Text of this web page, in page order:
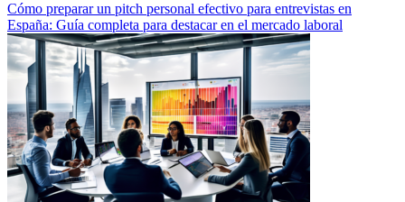
Cómo preparar un pitch personal efectivo para entrevistas en
España: Guía completa para destacar en el mercado laboral